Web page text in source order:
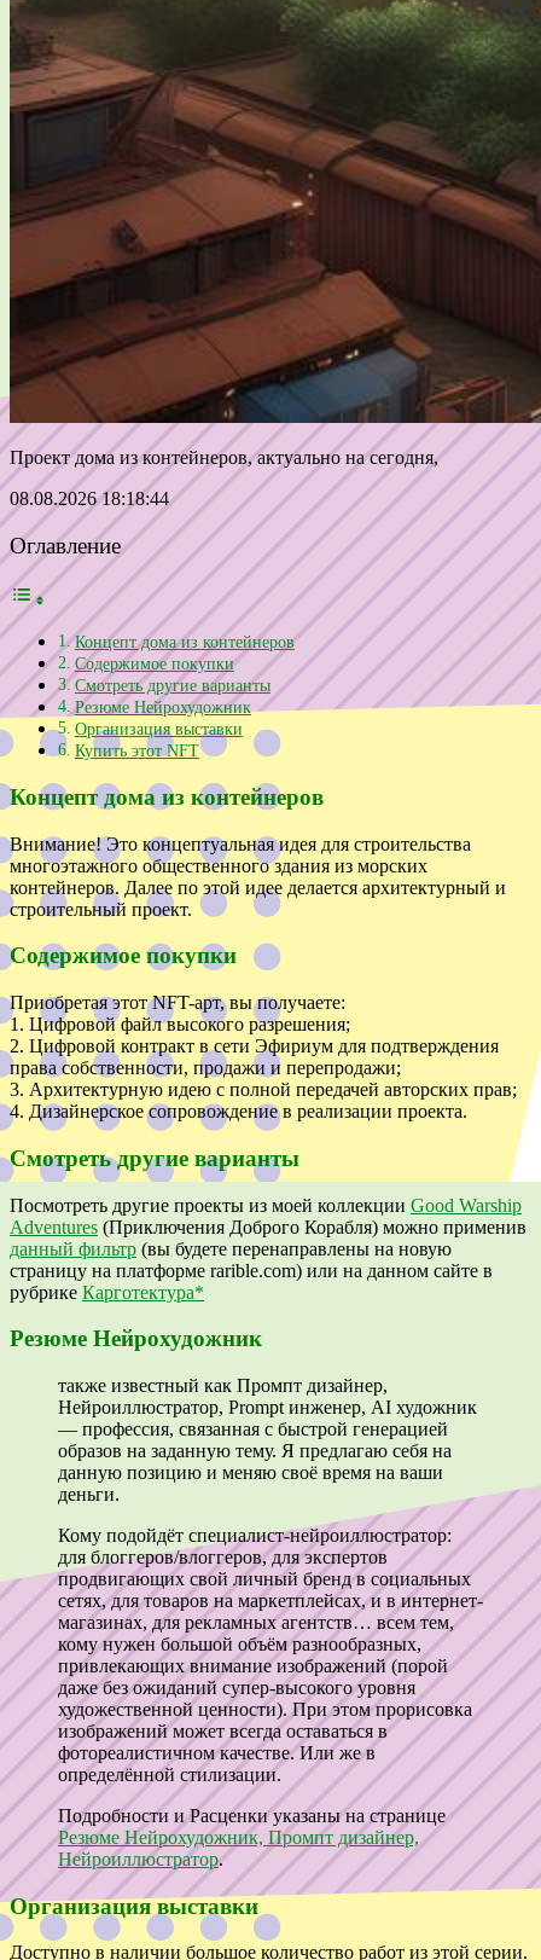
Проект дома из контейнеров, актуально на сегодня,
08.08.2026 18:18:44
Оглавление
Концепт дома из контейнеров
Содержимое покупки
Смотреть другие варианты
Резюме Нейрохудожник
Организация выставки
Купить этот NFT
Концепт дома из контейнеров
Внимание! Это концептуальная идея для строительства
многоэтажного общественного здания из морских
контейнеров. Далее по этой идее делается архитектурный и
строительный проект.
Содержимое покупки
Приобретая этот NFT-арт, вы получаете:
1. Цифровой файл высокого разрешения;
2. Цифровой контракт в сети Эфириум для подтверждения
права собственности, продажи и перепродажи;
3. Архитектурную идею с полной передачей авторских прав;
4. Дизайнерское сопровождение в реализации проекта.
Смотреть другие варианты
Посмотреть другие проекты из моей коллекции Good Warship
Adventures (Приключения Доброго Корабля) можно применив
данный фильтр (вы будете перенаправлены на новую
страницу на платформе rarible.com) или на данном сайте в
рубрике Карготектура*
Резюме Нейрохудожник
также известный как Промпт дизайнер,
Нейроиллюстратор, Prompt инженер, AI художник
— профессия, связанная с быстрой генерацией
образов на заданную тему. Я предлагаю себя на
данную позицию и меняю своё время на ваши
деньги.
Кому подойдёт специалист-нейроиллюстратор:
для блоггеров/влоггеров, для экспертов
продвигающих свой личный бренд в социальных
сетях, для товаров на маркетплейсах, и в интернет-
магазинах, для рекламных агентств… всем тем,
кому нужен большой объём разнообразных,
привлекающих внимание изображений (порой
даже без ожиданий супер-высокого уровня
художественной ценности). При этом прорисовка
изображений может всегда оставаться в
фотореалистичном качестве. Или же в
определённой стилизации.
Подробности и Расценки указаны на странице
Резюме Нейрохудожник, Промпт дизайнер,
Нейроиллюстратор.
Организация выставки
Доступно в наличии большое количество работ из этой серии.